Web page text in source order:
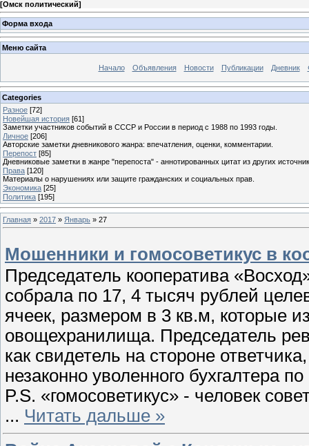
[Омск политический]
Форма входа
Меню сайта
Начало Объявления Новости Публикации Дневник
Categories
Разное [72]
Новейшая история [61]
Заметки участников событий в СССР и России в период с 1988 по 1993 годы.
Личное [206]
Авторские заметки дневникового жанра: впечатления, оценки, комментарии.
Перепост [85]
Дневниковые заметки в жанре "перепоста" - аннотированных цитат из других
Права [120]
Материалы о нарушениях или защите гражданских и социальных прав.
Экономика [25]
Политика [195]
Главная » 2017 » Январь » 27
Мошенники и гомосоветикус в
Председатель кооператива
собрала по 17, 4 тысяч рублей
ячеек, размером в 3 кв.м, которые
овощехранилища. Председатель
как свидетель на стороне
незаконно уволенного бухгалтера
P.S. «гомосоветикус» - человек
... Читать дальше »